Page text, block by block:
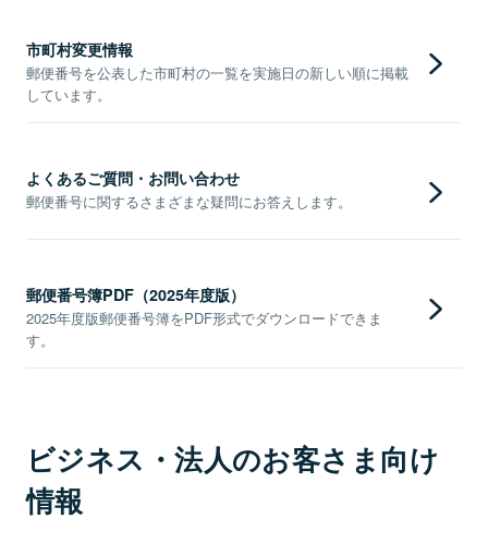
市町村変更情報
郵便番号を公表した市町村の一覧を実施日の新しい順に掲載
しています。
よくあるご質問・お問い合わせ
郵便番号に関するさまざまな疑問にお答えします。
郵便番号簿PDF（2025年度版）
2025年度版郵便番号簿をPDF形式でダウンロードできま
す。
ビジネス・法人のお客さま向け
情報